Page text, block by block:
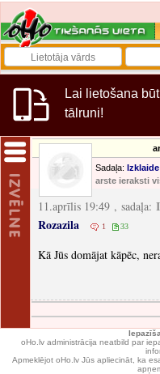
Lai lietošana
tālruni!
Sadaļa:
arste ieraksti
11.aprīlis 19:49 , sadaļa:
Rozazila
1 33
Kā Jūs domājat kāpēc,
oHo.lv administrācija neatbild par
Apmeklējot oHo.lv Jūs apliecināt, ka